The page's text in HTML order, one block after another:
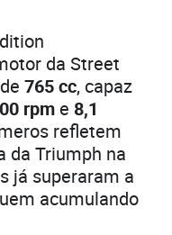
da Street
765 cc, capaz
rpm e 8,1
refletem
da Triumph na
já superaram a
acumulando